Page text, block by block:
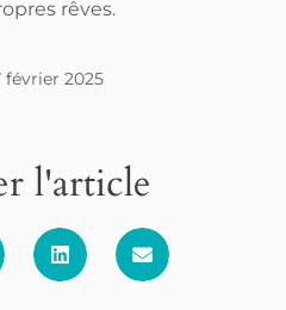
rêves.
février 2025
l'article